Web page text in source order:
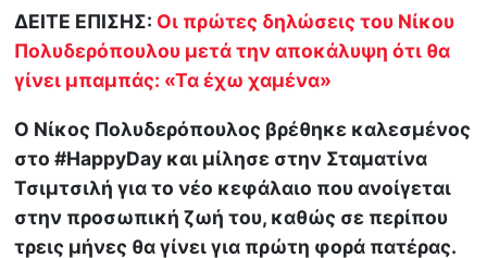
ΔΕΙΤΕ ΕΠΙΣΗΣ: Οι πρώτες δηλώσεις του Νίκου
Πολυδερόπουλου μετά την αποκάλυψη ότι θα
γίνει μπαμπάς: «Τα έχω χαμένα»
Ο Νίκος Πολυδερόπουλος βρέθηκε καλεσμένος
στο #HappyDay και μίλησε στην Σταματίνα
Τσιμτσιλή για το νέο κεφάλαιο που ανοίγεται
στην προσωπική ζωή του, καθώς σε περίπου
τρεις μήνες θα γίνει για πρώτη φορά πατέρας.